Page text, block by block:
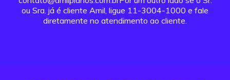
ou Sra. já é cliente Amil, ligue 11-3004-1000 e fale
diretamente no atendimento ao cliente.